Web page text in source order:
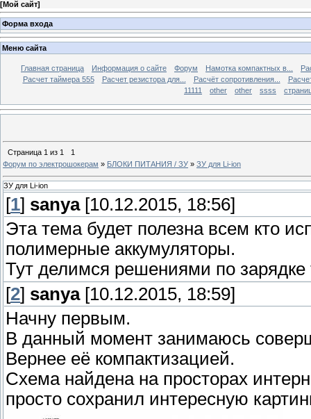
[Мой сайт]
Форма входа
Меню сайта
Главная страница Информация о сайте Форум Намотка компактных в...
Расчет таймера 555
Расчет резистора для... Расчёт сопротивления...
11111
other other ssss
Страница 1 из 1
1
Форум по электрошокерам » БЛОКИ ПИТАНИЯ / ЗУ » ЗУ для Li-ion
ЗУ для Li-ion
[1] sanya[10.12.2015, 18:56]
Эта тема будет полезна всем кто
полимерные аккумуляторы.
Тут делимся решениями по зарядке
[2] sanya[10.12.2015, 18:59]
Начну первым.
В данный момент занимаюсь
Вернее её компактизацией.
Схема найдена на просторах
просто сохранил интересную